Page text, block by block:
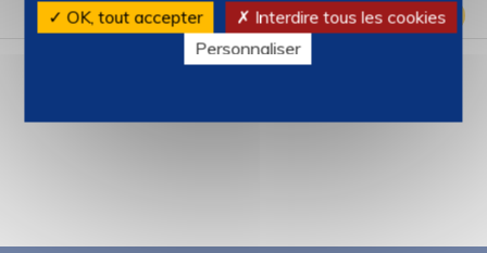
99,95 € Ajouter
✓ OK, tout accepter
✗ Interdire tous les cookies
Personnaliser